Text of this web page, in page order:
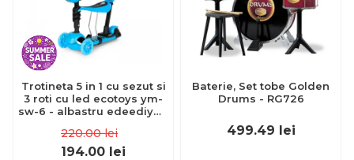
Trotineta 5 in 1 cu sezut si
3 roti cu led ecotoys ym-
sw-6 - albastru edeediym-
220.00 lei
194.00 lei
Baterie, Set tobe Golden
Drums - RG726
499.49 lei